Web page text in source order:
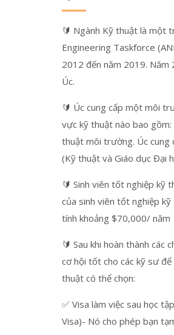
🔰 Ngành Kỹ thuật là một
Engineering Taskforce
2012 đến năm 2019.
Úc.
🔰 Úc cung cấp một môi
vực kỹ thuật nào bao
thuật môi trường. Úc cung
(Kỹ thuật và Giáo dục Đại
🔰 Sinh viên tốt nghiệp kỹ
của sinh viên tốt nghiệp
tính khoảng $70,000/ năm
🔰 Sau khi hoàn thành
cơ hội tốt cho các kỹ sư để
thuật có thể chọn:
✅ Visa làm việc sau học
Visa)- Nó cho phép bạn